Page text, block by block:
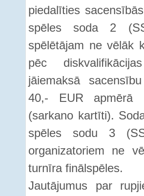
piedalīties
spēles soda 2
spēlētājam ne vēlāk
pēc
jāiemaksā
40,- EUR apmērā
(sarkano kartīti).
spēles sodu 3
organizatoriem ne
turnīra finālspēles.
Jautājumus par